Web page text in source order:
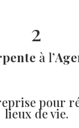
2
à l’
pour
lieux de vie.